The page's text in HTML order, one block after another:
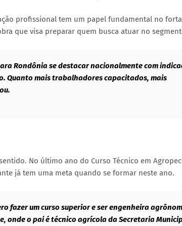
profissional tem um papel fundamental no
que visa preparar quem busca atuar no
Rondônia se destacar nacionalmente com
Quanto mais trabalhadores capacitados, mais
No último ano do Curso Técnico em
já tem uma meta quando se formar neste ano.
fazer um curso superior e ser engenheira
onde o pai é técnico agrícola da Secretaria